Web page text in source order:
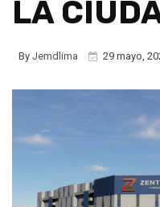
LA
By Jemdlima 29 mayo,